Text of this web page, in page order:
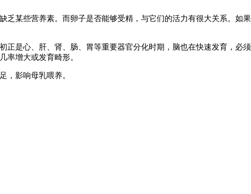
乏某些营养素。而卵子是否能够受精，与它们的活力有很大关系。如
正是心、肝、肾、肠、胃等重要器官分化时期，脑也在快速发育，必
率增大或发育畸形。
，影响母乳喂养。